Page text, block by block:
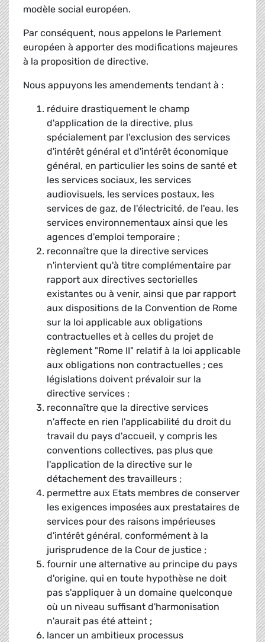
modèle social européen.
Par conséquent, nous appelons le Parlement
européen à apporter des modifications majeures
à la proposition de directive.
Nous appuyons les amendements tendant à :
réduire drastiquement le champ
d'application de la directive, plus
spécialement par l'exclusion des services
d'intérêt général et d'intérêt économique
général, en particulier les soins de santé et
les services sociaux, les services
audiovisuels, les services postaux, les
services de gaz, de l'électricité, de l'eau, les
services environnementaux ainsi que les
agences d'emploi temporaire ;
reconnaître que la directive services
n'intervient qu'à titre complémentaire par
rapport aux directives sectorielles
existantes ou à venir, ainsi que par rapport
aux dispositions de la Convention de Rome
sur la loi applicable aux obligations
contractuelles et à celles du projet de
règlement "Rome II" relatif à la loi applicable
aux obligations non contractuelles ; ces
législations doivent prévaloir sur la
directive services ;
reconnaître que la directive services
n'affecte en rien l'applicabilité du droit du
travail du pays d'accueil, y compris les
conventions collectives, pas plus que
l'application de la directive sur le
détachement des travailleurs ;
permettre aux Etats membres de conserver
les exigences imposées aux prestataires de
services pour des raisons impérieuses
d'intérêt général, conformément à la
jurisprudence de la Cour de justice ;
fournir une alternative au principe du pays
d'origine, qui en toute hypothèse ne doit
pas s'appliquer à un domaine quelconque
où un niveau suffisant d'harmonisation
n'aurait pas été atteint ;
lancer un ambitieux processus